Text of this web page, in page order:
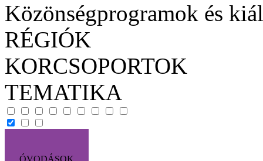
Közönségprogramok és
RÉGIÓK
KORCSOPORTOK
TEMATIKA
ÓVODÁSOK